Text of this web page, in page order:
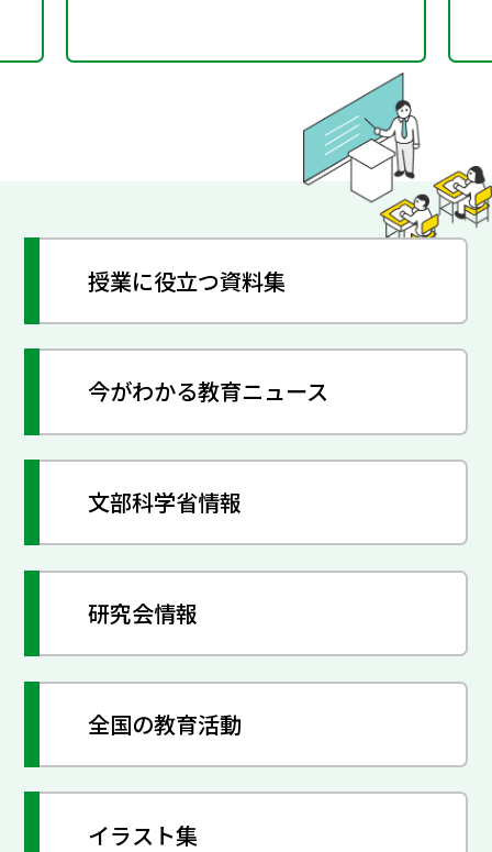
授業に役立つ資料集
今がわかる教育ニュース
文部科学省情報
研究会情報
全国の教育活動
イラスト集